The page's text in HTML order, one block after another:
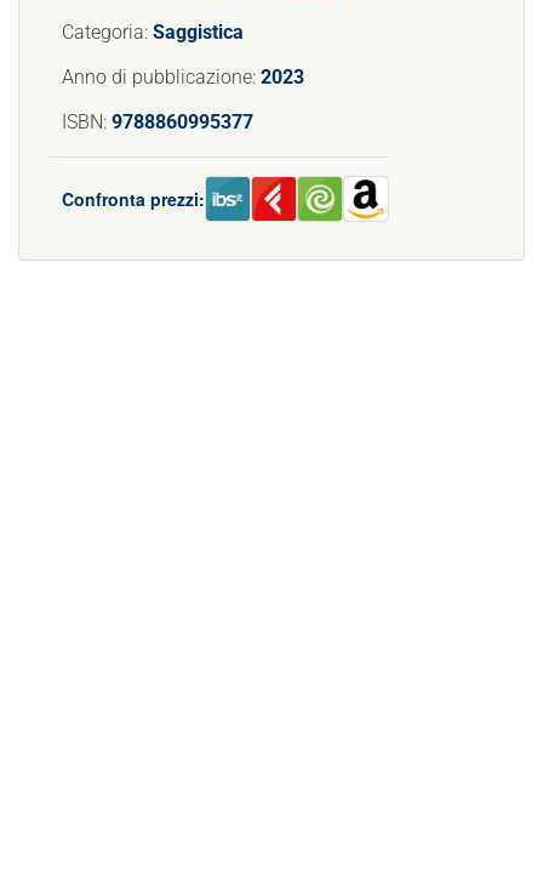
Categoria: Saggistica
Anno di pubblicazione: 2023
ISBN: 9788860995377
Confronta prezzi: